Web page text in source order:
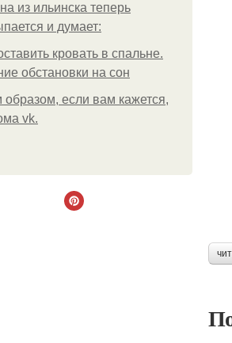
из ильинска теперь
и думает:
кровать в спальне.
обстановки на сон
образом, если вам кажется,
vk.